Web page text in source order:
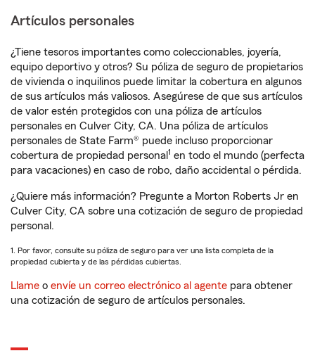
Artículos personales
¿Tiene tesoros importantes como coleccionables, joyería,
equipo deportivo y otros? Su póliza de seguro de propietarios
de vivienda o inquilinos puede limitar la cobertura en algunos
de sus artículos más valiosos. Asegúrese de que sus artículos
de valor estén protegidos con una póliza de artículos
personales en Culver City, CA. Una póliza de artículos
personales de State Farm® puede incluso proporcionar
cobertura de propiedad personal 1 en todo el mundo (perfecta
para vacaciones) en caso de robo, daño accidental o pérdida.
¿Quiere más información? Pregunte a Morton Roberts Jr en
Culver City, CA sobre una cotización de seguro de propiedad
personal.
1. Por favor, consulte su póliza de seguro para ver una lista completa de la
propiedad cubierta y de las pérdidas cubiertas.
Llame o envíe un correo electrónico al agente para obtener
una cotización de seguro de artículos personales.